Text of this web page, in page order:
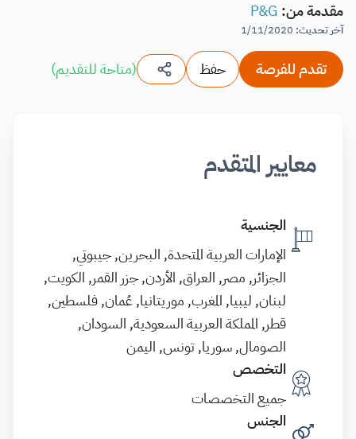
مقدمة من:
P&G
آخر تحديث:
1/11/2020
تقدم للفرصة حفظ (متاحة للتقديم)
معايير المتقدم
الجنسية
الإمارات العربية المتحدة, البحرين, جيبوتي,
الجزائر, مصر, العراق, الأردن, جزر القمر, الكويت,
لبنان, ليبيا, المغرب, موريتانيا, عُمان, فلسطين,
قطر, المملكة العربية السعودية, السودان,
الصومال, سوريا, تونس, اليمن
التخصص
جميع التخصصات
الجنس